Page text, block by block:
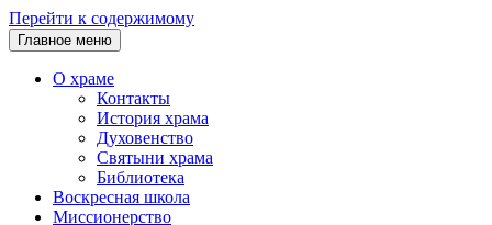
Перейти к содержимому
Главное меню
О храме
Контакты
История храма
Духовенство
Святыни храма
Библиотека
Воскресная школа
Миссионерство